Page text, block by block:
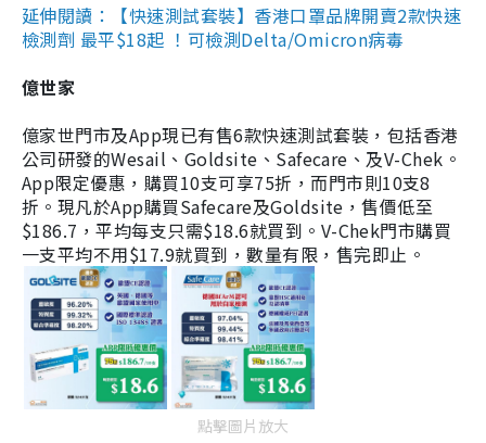
延伸閱讀：【快速測試套裝】香港口罩品牌開賣2款快速
檢測劑 最平$18起 ！可檢測Delta/Omicron病毒
億世家
億家世門市及App現已有售6款快速測試套裝，包括香港
公司研發的Wesail、Goldsite、Safecare、及V-Chek。
App限定優惠，購買10支可享75折，而門市則10支8
折。現凡於App購買Safecare及Goldsite，售價低至
$186.7，平均每支只需$18.6就買到。V-Chek門市購買
一支平均不用$17.9就買到，數量有限，售完即止。
點擊圖片放大